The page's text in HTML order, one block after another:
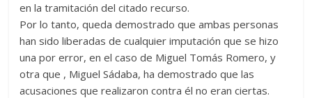
en la tramitación del citado recurso.
Por lo tanto, queda demostrado que ambas personas
han sido liberadas de cualquier imputación que se hizo
una por error, en el caso de Miguel Tomás Romero, y
otra que , Miguel Sádaba, ha demostrado que las
acusaciones que realizaron contra él no eran ciertas.